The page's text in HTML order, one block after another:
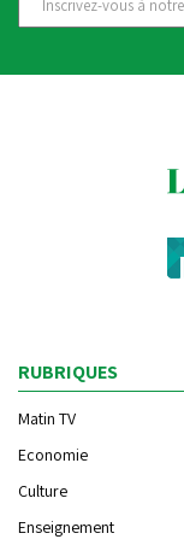
RUBRIQUES
Matin TV
Economie
Culture
Enseignement